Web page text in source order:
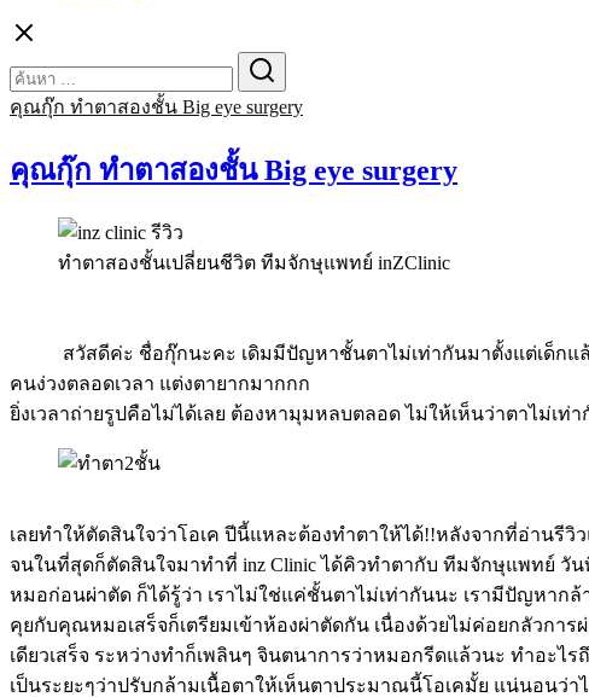
for:
คุณกุ๊ก ทำตาสองชั้น Big eye surgery
คุณกุ๊ก ทำตาสองชั้น Big eye surgery
ทำตาสองชั้นเปลี่ยนชีวิต ทีมจักษุแพทย์ inZClinic
สวัสดีค่ะ ชื่อกุ๊กนะคะ เดิมมีปัญหาชั้นตาไม่เท่ากันมาตั้งแต่เด็กแล้ว
คนง่วงตลอดเวลา แต่งตายากมากกก
ยิ่งเวลาถ่ายรูปคือไม่ได้เลย ต้องหามุมหลบตลอด ไม่ให้เห็นว่าตาไม่เท่
เลยทำให้ตัดสินใจว่าโอเค ปีนี้แหละต้องทำตาให้ได้!!หลังจากที่อ่านรี
จนในที่สุดก็ตัดสินใจมาทำที่ inz Clinic ได้คิวทำตากับ ทีมจักษุแพทย์ วัน
หมอก่อนผ่าตัด ก็ได้รู้ว่า เราไม่ใช่แค่ชั้นตาไม่เท่ากันนะ เรามีปัญหาก
คุยกับคุณหมอเสร็จก็เตรียมเข้าห้องผ่าตัดกัน เนื่องด้วยไม่ค่อยกลัวกา
เดียวเสร็จ ระหว่างทำก็เพลินๆ จินตนาการว่าหมอกรีดแล้วนะ ทำอะไ
เป็นระยะๆว่าปรับกล้ามเนื้อตาให้เห็นตาประมาณนี้โอเคมั้ย แน่นอนว่